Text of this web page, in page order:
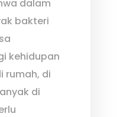
dalam
bakteri
kehidupan
rumah, di
di